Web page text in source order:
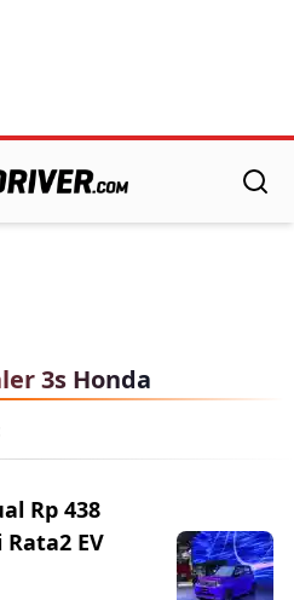
3s Honda
Rp 438
EV